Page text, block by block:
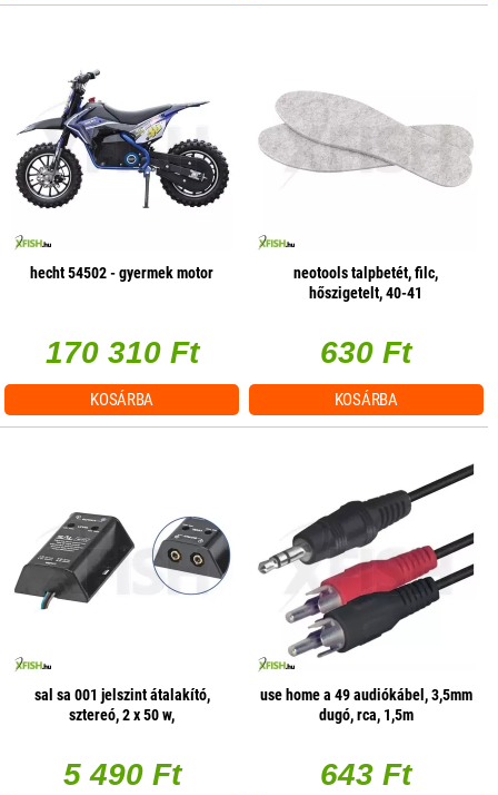
hecht 54502 - gyermek motor
170 310 Ft
KOSÁRBA
neotools talpbetét, filc,
hőszigetelt, 40-41
630 Ft
KOSÁRBA
sal sa 001 jelszint átalakító,
sztereó, 2 x 50 w,
5 490 Ft
use home a 49 audiókábel, 3,5mm
dugó, rca, 1,5m
643 Ft